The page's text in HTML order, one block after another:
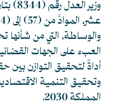
والوساطة، التي من شأنها
العبء على الجهات
أداةً لتحقيق التوازن بين
وتحقيق التنمية
المملكة 2030.